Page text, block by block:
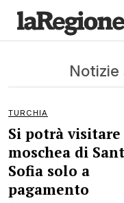
Notizie
TURCHIA
Si potrà
moschea di
Sofia solo a
pagamento